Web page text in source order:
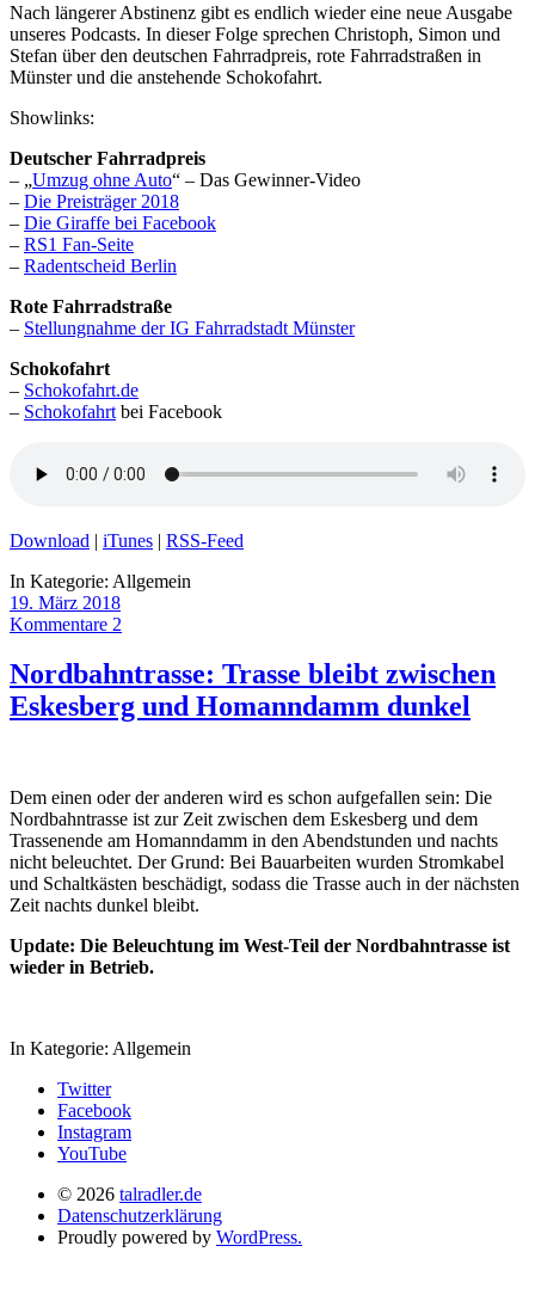
Nach längerer Abstinenz gibt es endlich wieder eine neue Ausgabe
unseres Podcasts. In dieser Folge sprechen Christoph, Simon und
Stefan über den deutschen Fahrradpreis, rote Fahrradstraßen in
Münster und die anstehende Schokofahrt.
Showlinks:
Deutscher Fahrradpreis
– „Umzug ohne Auto“ – Das Gewinner-Video
– Die Preisträger 2018
– Die Giraffe bei Facebook
– RS1 Fan-Seite
– Radentscheid Berlin
Rote Fahrradstraße
– Stellungnahme der IG Fahrradstadt Münster
Schokofahrt
– Schokofahrt.de
– Schokofahrt bei Facebook
Download | iTunes | RSS-Feed
In Kategorie: Allgemein
19. März 2018
Kommentare 2
Nordbahntrasse: Trasse bleibt zwischen
Eskesberg und Homanndamm dunkel
Dem einen oder der anderen wird es schon aufgefallen sein: Die
Nordbahntrasse ist zur Zeit zwischen dem Eskesberg und dem
Trassenende am Homanndamm in den Abendstunden und nachts
nicht beleuchtet. Der Grund: Bei Bauarbeiten wurden Stromkabel
und Schaltkästen beschädigt, sodass die Trasse auch in der nächsten
Zeit nachts dunkel bleibt.
Update: Die Beleuchtung im West-Teil der Nordbahntrasse ist
wieder in Betrieb.
In Kategorie: Allgemein
Twitter
Facebook
Instagram
YouTube
© 2026 talradler.de
Datenschutzerklärung
Proudly powered by WordPress.